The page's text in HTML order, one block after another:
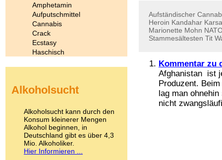
Aufständischer
Heroin Kandahar
Marionette Mohn
Stammesältesten Tit
Kommentar zu
Afghanistan ist
Produzent.
lag man
nicht
Amphetamin
Aufputschmittel
Cannabis
Crack
Ecstasy
Haschisch
Kokain
LSD
Marihuana
Medikamente
Meskalin
Metamphetamin
Methadon
Alkoholsucht
Alkoholsucht kann durch den
Konsum kleinerer Mengen
Alkohol beginnen, in
Deutschland gibt es über 4,3
Mio. Alkoholiker.
Hier Informieren ...